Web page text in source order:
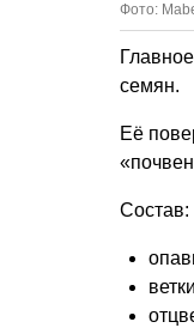
Фото:
семян.
Её
Состав: